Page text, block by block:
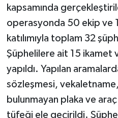
kapsamında
operasyonda 50 ekip ve
katılımıyla toplam 32
Şüphelilere ait 15 ikamet
yapıldı. Yapılan
sözleşmesi,
bulunmayan plaka ve
tüfeği ele geçirildi.